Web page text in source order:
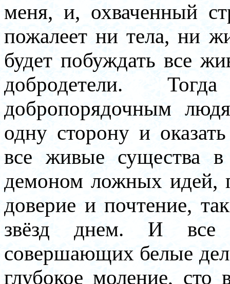
меня, и, охваченный
пожалеет ни тела, ни
будет побуждать все
добродетели.
добропорядочным
одну сторону и
все живые существа в
демоном ложных идей,
доверие и почтение,
звёзд днем. И все
совершающих белые
глубокое моление, сто